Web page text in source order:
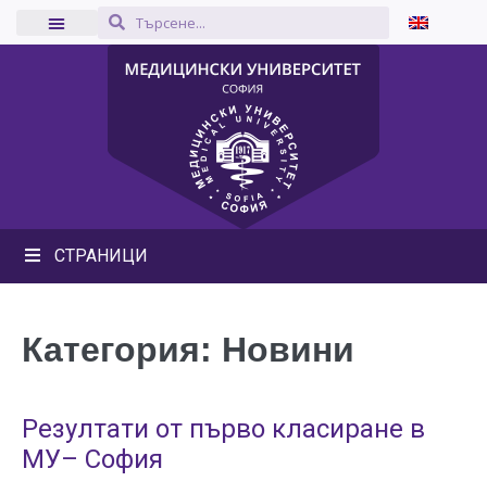
СТРАНИЦИ
Категория: Новини
Резултати от първо класиране в
МУ– София